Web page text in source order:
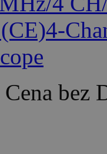
Cena bez